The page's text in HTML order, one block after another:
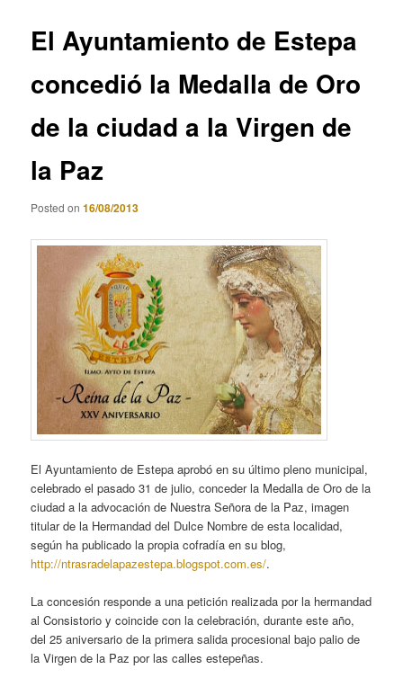
El Ayuntamiento de Estepa
concedió la Medalla de Oro
de la ciudad a la Virgen de
la Paz
Posted on16/08/2013
El Ayuntamiento de Estepa aprobó en su último pleno municipal,
celebrado el pasado 31 de julio, conceder la Medalla de Oro de la
ciudad a la advocación de Nuestra Señora de la Paz, imagen
titular de la Hermandad del Dulce Nombre de esta localidad,
según ha publicado la propia cofradía en su blog,
http://ntrasradelapazestepa.blogspot.com.es/.
La concesión responde a una petición realizada por la hermandad
al Consistorio y coincide con la celebración, durante este año,
del 25 aniversario de la primera salida procesional bajo palio de
la Virgen de la Paz por las calles estepeñas.